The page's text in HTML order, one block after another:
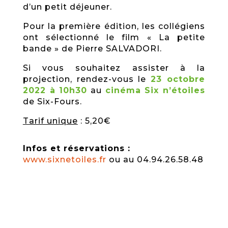
d’un petit déjeuner.
Pour la première édition, les collégiens
ont sélectionné le film « La petite
bande » de Pierre SALVADORI.
Si vous souhaitez assister à la
projection, rendez-vous le23 octobre
2022 à 10h30 au cinéma Six n’étoiles
de Six-Fours.
Tarif unique : 5,20€
Infos et réservations :
www.sixnetoiles.fr ou au 04.94.26.58.48